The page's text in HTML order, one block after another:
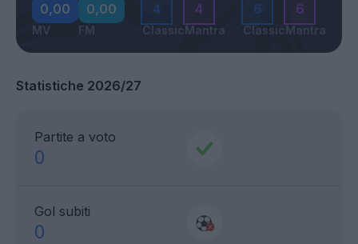
0,00
MV
0,00
FM
4
Classic
4
Mantra
6
Classic
6
Mantra
Statistiche 2026/27
Partite a voto
0
Gol subiti
0